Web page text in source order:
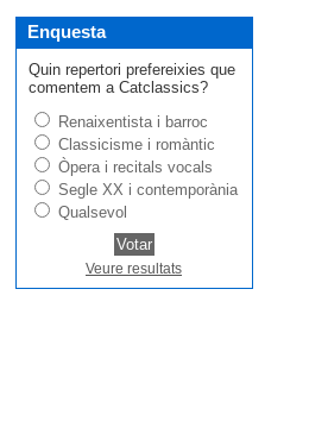
Enquesta
Quin repertori prefereixies que
comentem a Catclassics?
Renaixentista i barroc
Classicisme i romàntic
Òpera i recitals vocals
Segle XX i contemporània
Qualsevol
Veure resultats